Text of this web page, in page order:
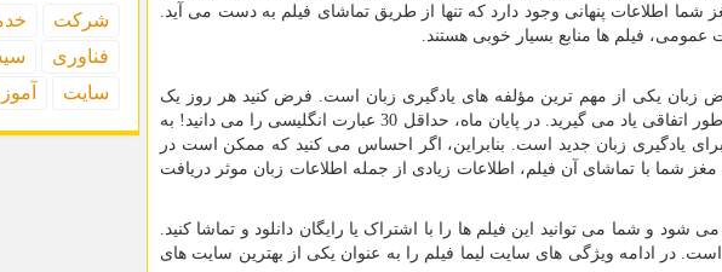
شما اطلاعات پنهانی وجود دارد که تنها از طریق تماشای فیلم به دست می آید.
عمومی، فیلم ها منابع بسیار خوبی هستند.
زبان یکی از مهم ترین مؤلفه های یادگیری زبان است. فرض کنید هر روز یک
فیلم انگلیسی خارجی تماشا می کنید و یکی از عبارات آن را به طور اتفاقی یاد می گیرید. در پایان ماه، حداقل 30 عبارت انگلیسی را می دانید! به
یادگیری زبان جدید است. بنابراین، اگر احساس می کنید که ممکن است در
شما با تماشای آن فیلم، اطلاعات زیادی از جمله اطلاعات زبان موثر دریافت
و شما می توانید این فیلم ها را با اشتراک یا رایگان دانلود و تماشا کنید.
در ادامه ویژگی های سایت لیما فیلم را به عنوان یکی از بهترین سایت های
شركت
فناوری
سایت